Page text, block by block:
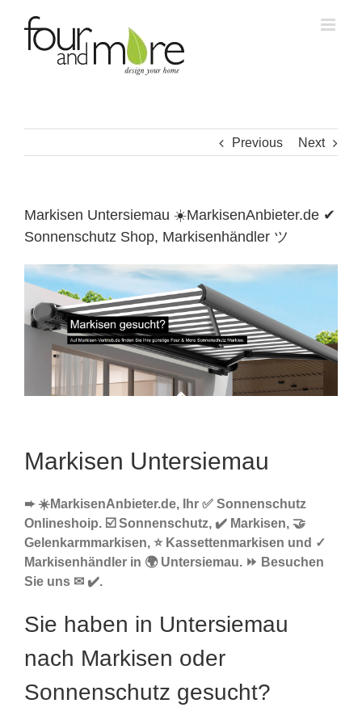
content
Previous Next
Markisen Untersiemau ☀️MarkisenAnbieter.de ✔
Sonnenschutz Shop, Markisenhändler ツ
Markisen Untersiemau
➨ ☀️MarkisenAnbieter.de, Ihr ✅ Sonnenschutz
Onlineshoip. ☑️ Sonnenschutz, ✔️ Markisen, 🤝
Gelenkarmmarkisen, ⭐ Kassettenmarkisen und ✓
Markisenhändler in 🌍 Untersiemau. ⏩ Besuchen
Sie uns ✉ ✔️.
Sie haben in Untersiemau
nach Markisen oder
Sonnenschutz gesucht?